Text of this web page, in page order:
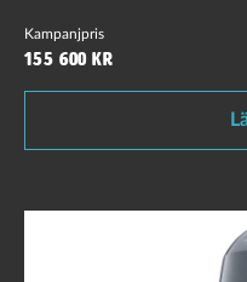
Kampanjpris
155 600 kr